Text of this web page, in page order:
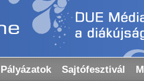
Pályázatok Sajtófesztivál